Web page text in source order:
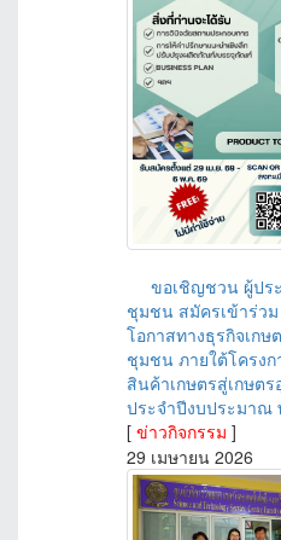
ขอเชิญชวน ผู้ปร
ชุมชน สมัครเข้าร่วม
โอกาสทางธุรกิจเก
ชุมชน ภายใต้โครงก
สินค้าเกษตรสู่เกษต
ประจำปีงบประมาณ
[ ข่าวกิจกรรม ]
29 เมษายน 2026